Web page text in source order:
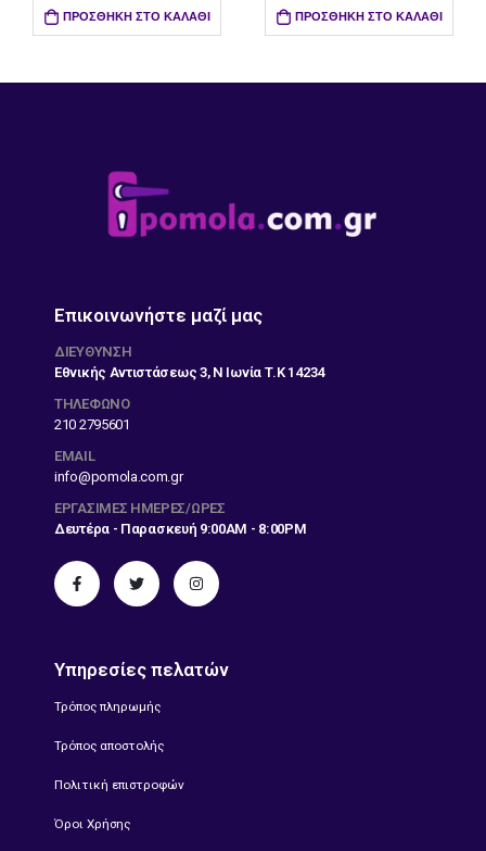
ΠΡΟΣΘΉΚΗ ΣΤΟ ΚΑΛΆΘΙ ΠΡΟΣΘΉΚΗ ΣΤΟ ΚΑΛΆΘΙ
Επικοινωνήστε μαζί μας
ΔΙΕΎΘΥΝΣΗ
Εθνικής Αντιστάσεως 3, Ν Ιωνία Τ.Κ 14234
ΤΗΛΕΦΩΝΟ
210 2795601
EMAIL
info@pomola.com.gr
ΕΡΓΆΣΙΜΕΣ ΗΜΈΡΕΣ/ΏΡΕΣ
Δευτέρα - Παρασκευή 9:00AM - 8:00PM
Υπηρεσίες πελατών
Τρόπος πληρωμής
Τρόπος αποστολής
Πολιτική επιστροφών
Όροι Χρήσης